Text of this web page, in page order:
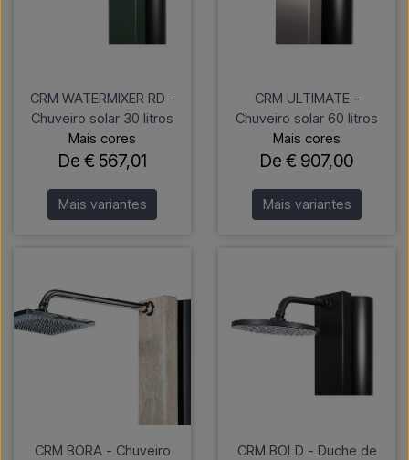
CRM WATERMIXER RD -
Chuveiro solar 30 litros
Mais cores
De € 567,01
Mais variantes
CRM ULTIMATE -
Chuveiro solar 60 litros
Mais cores
De € 907,00
Mais variantes
CRM BORA - Chuveiro
CRM BOLD - Duche de